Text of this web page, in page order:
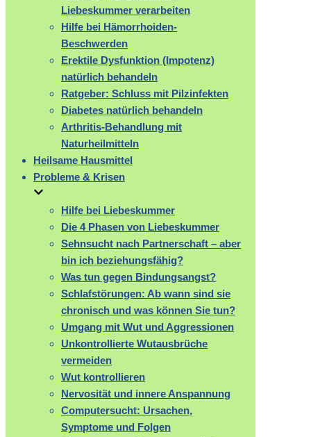
Liebeskummer verarbeiten
Hilfe bei Hämorrhoiden-
Beschwerden
Erektile Dysfunktion (Impotenz)
natürlich behandeln
Ratgeber: Schluss mit Pilzinfekten
Diabetes natürlich behandeln
Arthritis-Behandlung mit
Naturheilmitteln
Heilsame Hausmittel
Probleme & Krisen
Hilfe bei Liebeskummer
Die 4 Phasen von Liebeskummer
Sehnsucht nach Partnerschaft – aber
bin ich beziehungsfähig?
Was tun gegen Bindungsangst?
Schlafstörungen: Ab wann sind sie
chronisch und was können Sie tun?
Umgang mit Wut und Aggressionen
Unkontrollierte Wutausbrüche
vermeiden
Wut kontrollieren
Nervosität und innere Anspannung
Computersucht: Ursachen,
Symptome und Folgen